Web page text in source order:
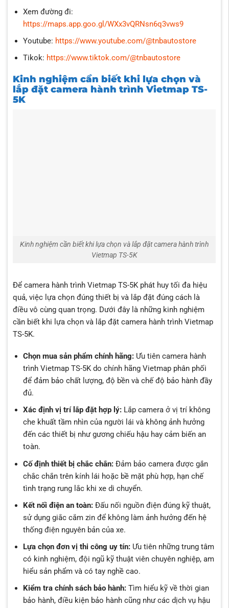
Xem đường đi:
https://maps.app.goo.gl/WXx3vQRNsn6q3vws9
Youtube: https://www.youtube.com/@tnbautostore
Tikok: https://www.tiktok.com/@tnbautostore
Kinh nghiệm cần biết khi lựa chọn và
lắp đặt camera hành trình Vietmap TS-
5K
Kinh nghiệm cần biết khi lựa chọn và lắp đặt camera hành trình
Vietmap TS-5K
Để camera hành trình Vietmap TS-5K phát huy tối đa hiệu
quả, việc lựa chọn đúng thiết bị và lắp đặt đúng cách là
điều vô cùng quan trọng. Dưới đây là những kinh nghiệm
cần biết khi lựa chọn và lắp đặt camera hành trình Vietmap
TS-5K.
Chọn mua sản phẩm chính hãng:Ưu tiên camera hành
trình Vietmap TS-5K do chính hãng Vietmap phân phối
để đảm bảo chất lượng, độ bền và chế độ bảo hành đầy
đủ.
Xác định vị trí lắp đặt hợp lý:Lắp camera ở vị trí không
che khuất tầm nhìn của người lái và không ảnh hưởng
đến các thiết bị như gương chiếu hậu hay cảm biến an
toàn.
Cố định thiết bị chắc chắn:Đảm bảo camera được gắn
chắc chắn trên kính lái hoặc bề mặt phù hợp, hạn chế
tình trạng rung lắc khi xe di chuyển.
Kết nối điện an toàn:Đấu nối nguồn điện đúng kỹ thuật,
sử dụng giắc cắm zin để không làm ảnh hưởng đến hệ
thống điện nguyên bản của xe.
Lựa chọn đơn vị thi công uy tín:Ưu tiên những trung tâm
có kinh nghiệm, đội ngũ kỹ thuật viên chuyên nghiệp, am
hiểu sản phẩm và có tay nghề cao.
Kiểm tra chính sách bảo hành:Tìm hiểu kỹ về thời gian
bảo hành, điều kiện bảo hành cũng như các dịch vụ hậu